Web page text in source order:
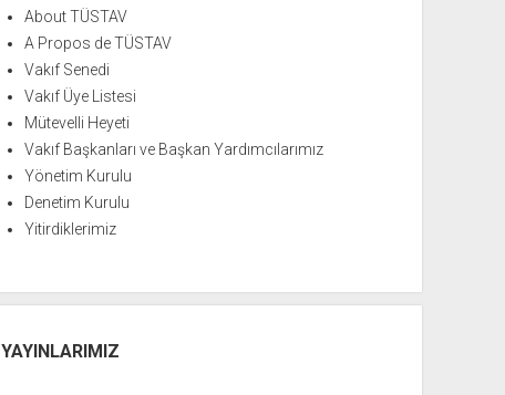
About TÜSTAV
A Propos de TÜSTAV
Vakıf Senedi
Vakıf Üye Listesi
Mütevelli Heyeti
Vakıf Başkanları ve Başkan Yardımcılarımız
Yönetim Kurulu
Denetim Kurulu
Yitirdiklerimiz
YAYINLARIMIZ